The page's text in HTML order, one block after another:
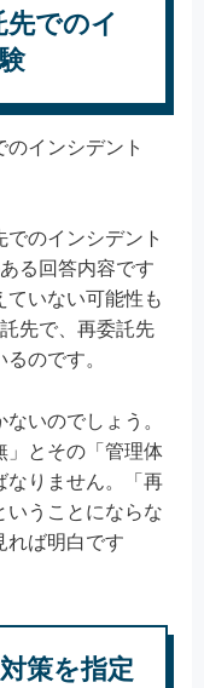
先でのイ
インシデント
のインシデント
る回答内容です
ていない可能性も
先で、再委託先
のです。
いのでしょう。
」とその「管理体
なりません。「再
いうことにならな
れば明白です
策を指定